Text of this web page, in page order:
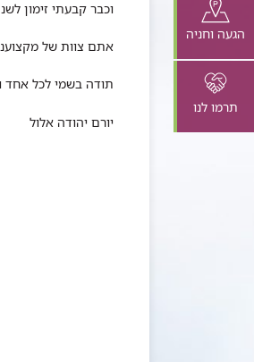
הגעה וחניה
תרמו לנו
וכבר קבעתי זימון
אתם צוות של
תודה בשמי לכל אחד
יורם יהודה אלול